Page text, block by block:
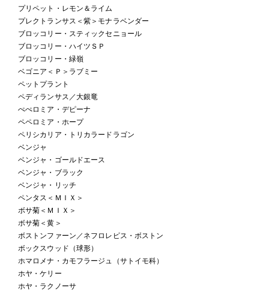
プリペット・レモン＆ライム
プレクトランサス＜紫＞モナラベンダー
ブロッコリー・スティックセニョール
ブロッコリー・ハイツＳＰ
ブロッコリー・緑嶺
ベゴニア＜Ｐ＞ラブミー
ペットプラント
ペディランサス／大銀竜
ぺぺロミア・デピーナ
ペペロミア・ホープ
ペリシカリア・トリカラードラゴン
ベンジャ
ベンジャ・ゴールドエース
ベンジャ・ブラック
ベンジャ・リッチ
ペンタス＜ＭＩＸ＞
ボサ菊＜ＭＩＸ＞
ボサ菊＜黄＞
ボストンファーン／ネフロレピス・ボストン
ボックスウッド（球形）
ホマロメナ・カモフラージュ（サトイモ科）
ホヤ・ケリー
ホヤ・ラクノーサ